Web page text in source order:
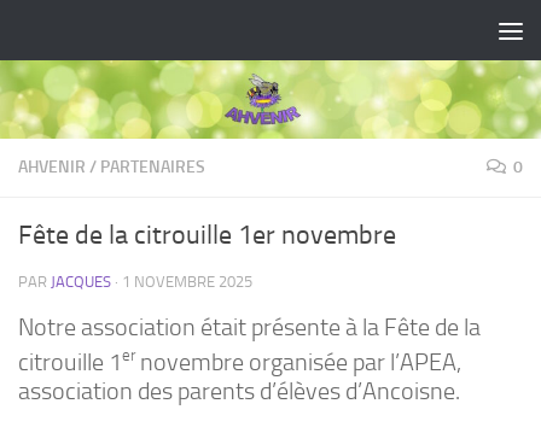
AHVENIR / PARTENAIRES 0
Fête de la citrouille 1er novembre
PAR JACQUES · 1 NOVEMBRE 2025
Notre association était présente à la Fête de la
citrouille 1 ernovembre organisée par l’APEA,
association des parents d’élèves d’Ancoisne.